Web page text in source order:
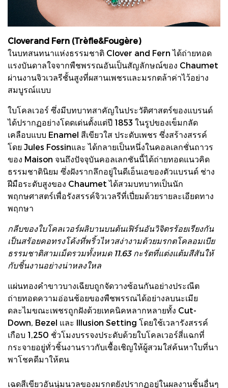
Cloverand Fern (Trèfle&Fougère)
ในบทสนทนาแห่งธรรมชาติ Clover and Fern ได้ถ่ายทอด
แรงบันดาลใจจากพืชพรรณอันเป็นสัญลักษณ์ของ Chaumet
ผ่านงานจิวเวลรีชั้นสูงที่ผสานเพชรและมรกตล้าค่าไว้อย่าง
สมบูรณ์แบบ
ใบโคลเวอร์ ซึ่งมีบทบาทสาคัญในประวัติศาสตร์ของแบรนด์
ได้ปรากฏอย่างโดดเด่นตั้งแต่ปี 1853 ในรูปของเข็มกลัด
เคลือบแบบ Enamel สีเขียวใส ประดับเพชร ซึ่งสร้างสรรค์
โดย Jules Fossinและ ได้กลายเป็นหนึ่งในคอลเลกชั่นถาวร
ของ Maison จนถึงปัจจุบันคอลเลกชันนี้ได้ถ่ายทอดแนวคิด
ธรรมชาตินิยม ซึ่งฝังรากลึกอยู่ในดีเอ็นเอของตัวแบรนด์ ช่าง
ฝีมือระดับสูงของ Chaumet ได้สวมบทบาทเป็นนัก
พฤกษศาสตร์เพื่อรังสรรค์จิวเวลรีที่เปี่ยมด้วยรายละเอียดทาง
พฤกษา
กลีบของใบโคลเวอร์ผลิบานบนต้นเฟิร์นอันวิจิตรร้อยเรียงกัน
เป็นสร้อยคอทรงโค้งที่พริ้วไหวสง่างามด้วยมรกตโคลอมเบีย
ธรรมชาติสามเม็ดรวมทั้งหมด 11.63 กะรัตที่แต่งแต้มสีสันให้
กับชิ้นงานอย่างน่าหลงใหล
แผ่นทองคำขาวบางเฉียบถูกจัดวางซ้อนกันอย่างประณีต
ถ่ายทอดความอ่อนช้อยของพืชพรรณได้อย่างลบนะเมีย
ดละไมขณะเพชรถูกฝังด้วยเทคนิคหลากหลายทั้ง Cut-
Down, Bezel และ Illusion Setting โดยใช้เวลารังสรรค์
เกือบ 1,250 ชั่วโมงบรรจงประดับด้วยใบโคลเวอร์สี่แฉกที่
กระจายอยู่ทั่วชิ้นงานราวกับเชื้อเชิญให้ผู้สวมใส่ค้นหาใบที่นา
พาโชคดีมาให้ตน
เฉดสีเขียวอันนุ่มนวลของมรกตยังปรากฏอยู่ในผลงานชิ้นอื่นๆ